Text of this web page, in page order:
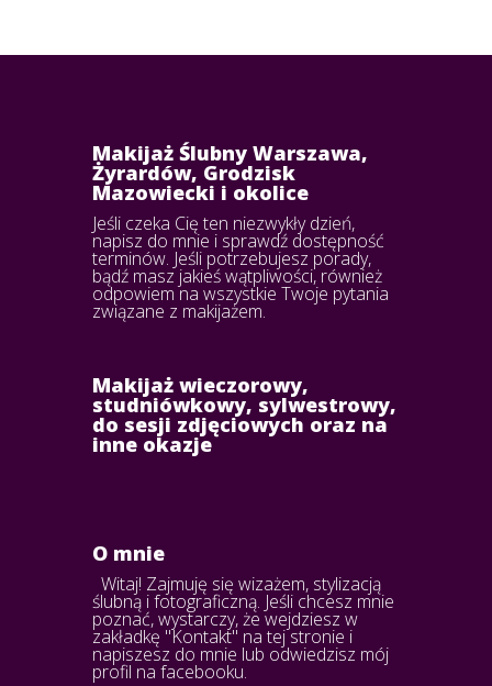
Makijaż Ślubny Warszawa,
Żyrardów, Grodzisk
Mazowiecki i okolice
Jeśli czeka Cię ten niezwykły dzień,
napisz do mnie i sprawdź dostępność
terminów. Jeśli potrzebujesz porady,
bądź masz jakieś wątpliwości, również
odpowiem na wszystkie Twoje pytania
związane z makijażem.
Makijaż wieczorowy,
studniówkowy, sylwestrowy,
do sesji zdjęciowych oraz na
inne okazje
O mnie
Witaj! Zajmuję się wizażem, stylizacją
ślubną i fotograficzną. Jeśli chcesz mnie
poznać, wystarczy, że wejdziesz w
zakładkę "Kontakt" na tej stronie i
napiszesz do mnie lub odwiedzisz mój
profil na facebooku.